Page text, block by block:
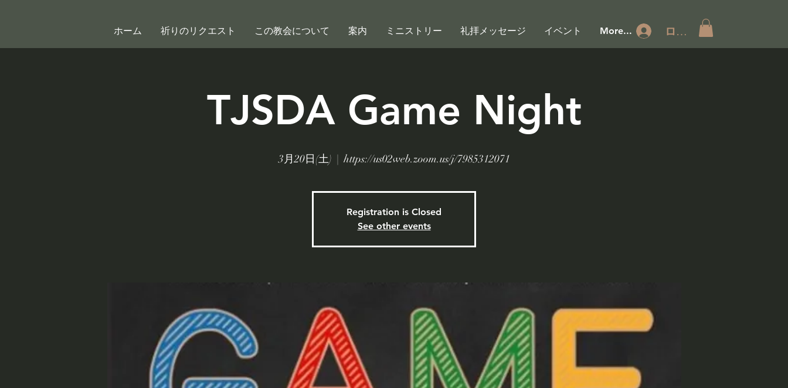
ホーム 祈りのリクエスト この教会について 案内 ミニストリー 礼拝メッセージ イベント More... ログイン
TJSDA Game Night
3月20日(土) https://us02web.zoom.us/j/7985312071
Registration is Closed
See other events